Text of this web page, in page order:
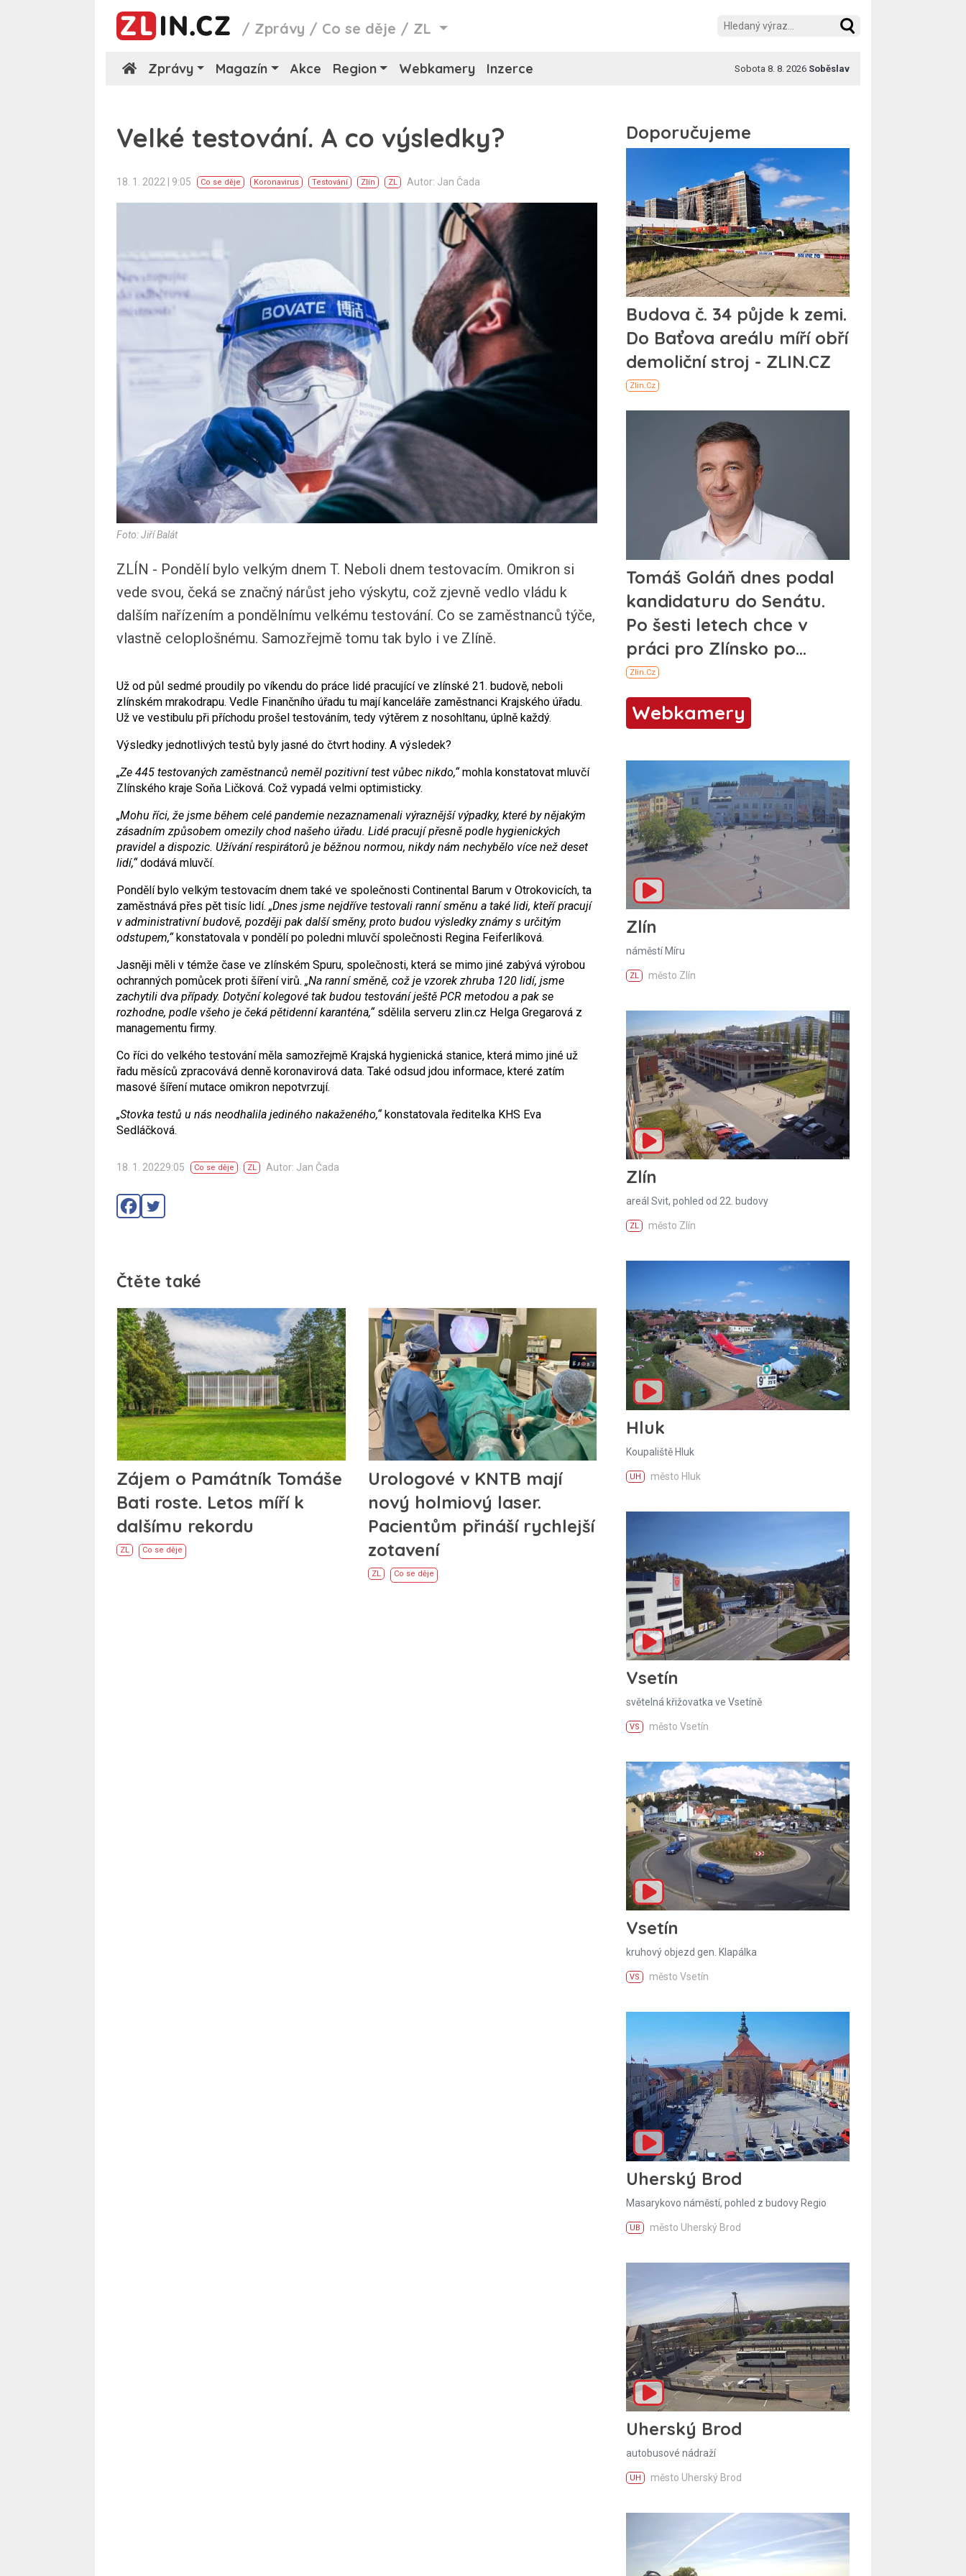
/ Zprávy / Co se děje / ZL
Zprávy Magazín Akce Region Webkamery Inzerce Sobota 8. 8. 2026 Soběslav
Velké testování. A co výsledky?
18. 1. 2022 | 9:05 Co se děje Koronavirus Testování Zlín ZL Autor: Jan Čada
Foto: Jiří Balát
ZLÍN - Pondělí bylo velkým dnem T. Neboli dnem testovacím. Omikron si
vede svou, čeká se značný nárůst jeho výskytu, což zjevně vedlo vládu k
dalším nařízením a pondělnímu velkému testování. Co se zaměstnanců týče,
vlastně celoplošnému. Samozřejmě tomu tak bylo i ve Zlíně.
Už od půl sedmé proudily po víkendu do práce lidé pracující ve zlínské 21. budově, neboli
zlínském mrakodrapu. Vedle Finančního úřadu tu mají kanceláře zaměstnanci Krajského úřadu.
Už ve vestibulu při příchodu prošel testováním, tedy výtěrem z nosohltanu, úplně každý.
Výsledky jednotlivých testů byly jasné do čtvrt hodiny. A výsledek?
„Ze 445 testovaných zaměstnanců neměl pozitivní test vůbec nikdo,“mohla konstatovat mluvčí
Zlínského kraje Soňa Ličková. Což vypadá velmi optimisticky.
„Mohu říci, že jsme během celé pandemie nezaznamenali výraznější výpadky, které by nějakým
zásadním způsobem omezily chod našeho úřadu. Lidé pracují přesně podle hygienických
pravidel a dispozic. Užívání respirátorů je běžnou normou, nikdy nám nechybělo více než deset
lidí,“dodává mluvčí.
Pondělí bylo velkým testovacím dnem také ve společnosti Continental Barum v Otrokovicích, ta
zaměstnává přes pět tisíc lidí. „Dnes jsme nejdříve testovali ranní směnu a také lidi, kteří pracují
v administrativní budově, později pak další směny, proto budou výsledky známy s určitým
odstupem,“konstatovala v pondělí po poledni mluvčí společnosti Regina Feiferlíková.
Jasněji měli v témže čase ve zlínském Spuru, společnosti, která se mimo jiné zabývá výrobou
ochranných pomůcek proti šíření virů. „Na ranní směně, což je vzorek zhruba 120 lidí, jsme
zachytili dva případy. Dotyční kolegové tak budou testování ještě PCR metodou a pak se
rozhodne, podle všeho je čeká pětidenní karanténa,“sdělila serveru zlin.cz Helga Gregarová z
managementu firmy.
Co říci do velkého testování měla samozřejmě Krajská hygienická stanice, která mimo jiné už
řadu měsíců zpracovává denně koronavirová data. Také odsud jdou informace, které zatím
masové šíření mutace omikron nepotvrzují.
„Stovka testů u nás neodhalila jediného nakaženého,“konstatovala ředitelka KHS Eva
Sedláčková.
18. 1. 20229:05 Co se děje ZL Autor: Jan Čada
Čtěte také
Zájem o Památník Tomáše
Bati roste. Letos míří k
dalšímu rekordu
ZL Co se děje
Urologové v KNTB mají
nový holmiový laser.
Pacientům přináší rychlejší
zotavení
ZL Co se děje
Webkamery
Zlín
náměstí Míru
ZL město Zlín
Zlín
areál Svit, pohled od 22. budovy
ZL město Zlín
Hluk
Koupaliště Hluk
UH město Hluk
Vsetín
světelná křižovatka ve Vsetíně
VS město Vsetín
Vsetín
kruhový objezd gen. Klapálka
VS město Vsetín
Uherský Brod
Masarykovo náměstí, pohled z budovy Regio
UB město Uherský Brod
Uherský Brod
autobusové nádraží
UH město Uherský Brod